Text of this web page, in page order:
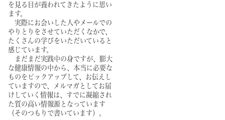
を見る目が養われてきたように思い
ます。
実際にお会いした人やメールでの
やりとりをさせていただくなかで、
たくさんの学びをいただいていると
感じています。
まだまだ実践中の身ですが、膨大
な健康情報の中から、本当に必要な
ものをピックアップして、お伝えし
ていますので、メルマガとしてお届
けしていく情報は、すでに凝縮され
た質の高い情報源となっています
（そのつもりで書いています）。